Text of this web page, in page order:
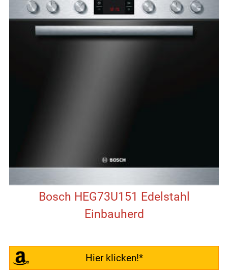
Bosch HEG73U151 Edelstahl
Einbauherd
Hier klicken!*